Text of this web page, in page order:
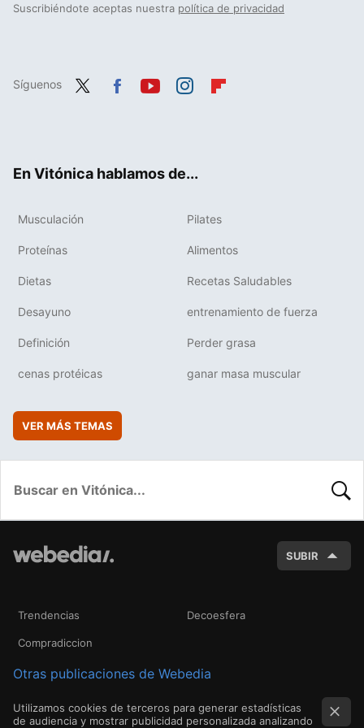
Suscribiéndote aceptas nuestra política de privacidad
Síguenos
En Vitónica hablamos de...
Musculación Pilates
Proteínas Alimentos
Dietas Recetas Saludables
Desayuno entrenamiento de fuerza
Definición Perder grasa
cenas protéicas ganar masa muscular
VER MÁS TEMAS
SUBIR
Trendencias Decoesfera
Compradiccion
Otras publicaciones de Webedia
Utilizamos cookies de terceros para generar estadísticas
de audiencia y mostrar publicidad personalizada analizando